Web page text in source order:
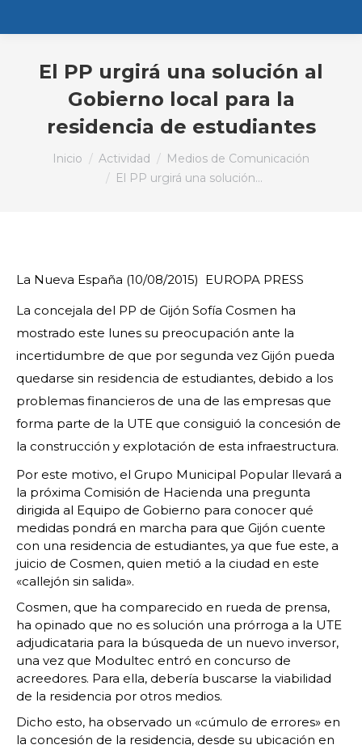
El PP urgirá una solución al
Gobierno local para la
residencia de estudiantes
Inicio Actividad
Medios de Comunicación
El PP urgirá una solución…
La Nueva España (10/08/2015) EUROPA PRESS
La concejala del PP de Gijón Sofía Cosmen ha
mostrado este lunes su preocupación ante la
incertidumbre de que por segunda vez Gijón pueda
quedarse sin residencia de estudiantes, debido a los
problemas financieros de una de las empresas que
forma parte de la UTE que consiguió la concesión de
la construcción y explotación de esta infraestructura.
Por este motivo, el Grupo Municipal Popular llevará a
la próxima Comisión de Hacienda una pregunta
dirigida al Equipo de Gobierno para conocer qué
medidas pondrá en marcha para que Gijón cuente
con una residencia de estudiantes, ya que fue este, a
juicio de Cosmen, quien metió a la ciudad en este
«callejón sin salida».
Cosmen, que ha comparecido en rueda de prensa,
ha opinado que no es solución una prórroga a la UTE
adjudicataria para la búsqueda de un nuevo inversor,
una vez que Modultec entró en concurso de
acreedores. Para ella, debería buscarse la viabilidad
de la residencia por otros medios.
Dicho esto, ha observado un «cúmulo de errores» en
la concesión de la residencia, desde su ubicación en